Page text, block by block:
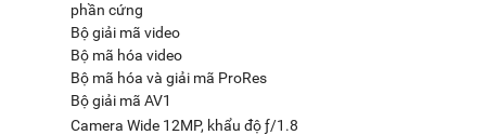
phần cứng
Bộ giải mã video
Bộ mã hóa video
Bộ mã hóa và giải mã ProRes
Bộ giải mã AV1
Camera Wide 12MP, khẩu độ ƒ/1.8